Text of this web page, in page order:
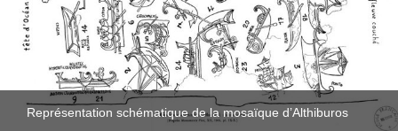
Représentation schématique de la mosaïque d’Althiburos